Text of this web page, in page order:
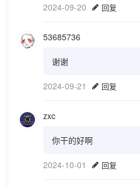
2024-09-20 回复
53685736
谢谢
2024-09-21 回复
zxc
你干的好啊
2024-10-01 回复